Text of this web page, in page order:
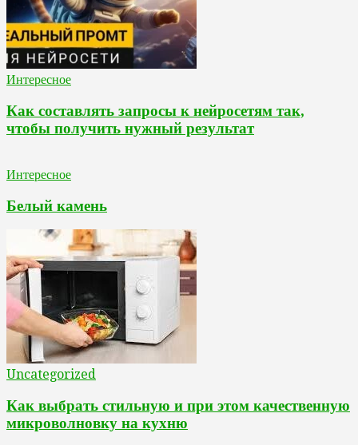
Интересное
Как составлять запросы к нейросетям так,
чтобы получить нужный результат
Интересное
Белый камень
Uncategorized
Как выбрать стильную и при этом качественную
микроволновку на кухню